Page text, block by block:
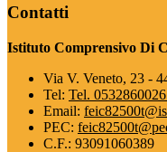
Contatti
Istituto Comprensivo Di
Via V. Veneto, 23 -
Tel: Tel.
Email:
PEC:
C.F.: 93091060389